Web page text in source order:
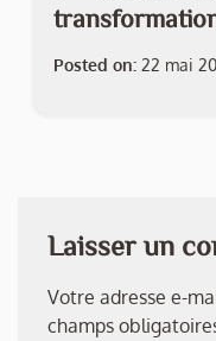
Posted on: 22 mai
Laisser un
Votre adresse e-
champs